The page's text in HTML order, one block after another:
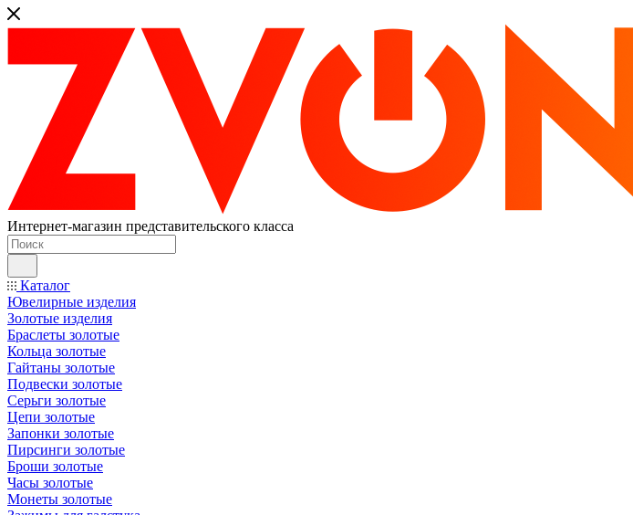
Интернет-магазин представительского класса
Каталог
Ювелирные изделия
Золотые изделия
Браслеты золотые
Кольца золотые
Гайтаны золотые
Подвески золотые
Серьги золотые
Цепи золотые
Запонки золотые
Пирсинги золотые
Броши золотые
Часы золотые
Монеты золотые